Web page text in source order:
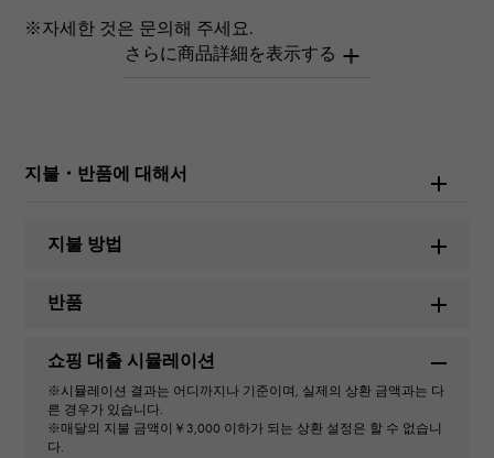
※자세한 것은 문의해 주세요.
상품명
데이트 저스트
지불・반품에 대해서
지불 방법
반품
쇼핑 대출 시뮬레이션
※시뮬레이션 결과는 어디까지나 기준이며, 실제의 상환 금액과는 다
른 경우가 있습니다.
※매달의 지불 금액이￥3,000 이하가 되는 상환 설정은 할 수 없습니
다.